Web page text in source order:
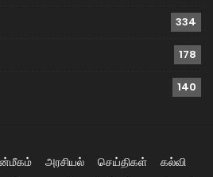
334
178
140
அரசியல் செய்திகள்
கல்வி